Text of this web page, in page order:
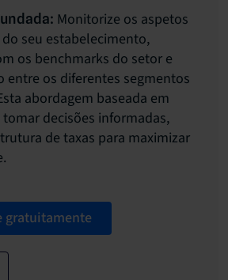
Monitorize os aspetos
seu estabelecimento,
os benchmarks do setor e
entre os diferentes segmentos
abordagem baseada em
decisões informadas,
de taxas para maximizar
gratuitamente